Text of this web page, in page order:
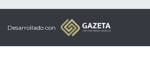
Desarrollado con